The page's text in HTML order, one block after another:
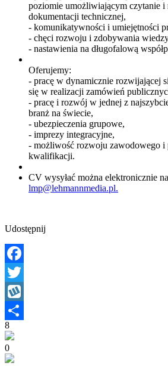
poziomie umożliwiającym czytanie i
dokumentacji technicznej,
- komunikatywności i umiejętności
- chęci rozwoju i zdobywania
- nastawienia na długofalową
Oferujemy:
- pracę w dynamicznie rozwijającej
się w realizacji zamówień
- pracę i rozwój w jednej z
branż na świecie,
- ubezpieczenia grupowe,
- imprezy integracyjne,
- możliwość rozwoju zawodowego i
kwalifikacji.
CV wysyłać można elektronicznie
lmp@lehmannmedia.pl.
Udostępnij
Facebook
Twitter
Wykop
Share
8
0